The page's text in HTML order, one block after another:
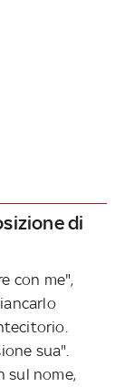
di
con me",
sua".
sul nome,